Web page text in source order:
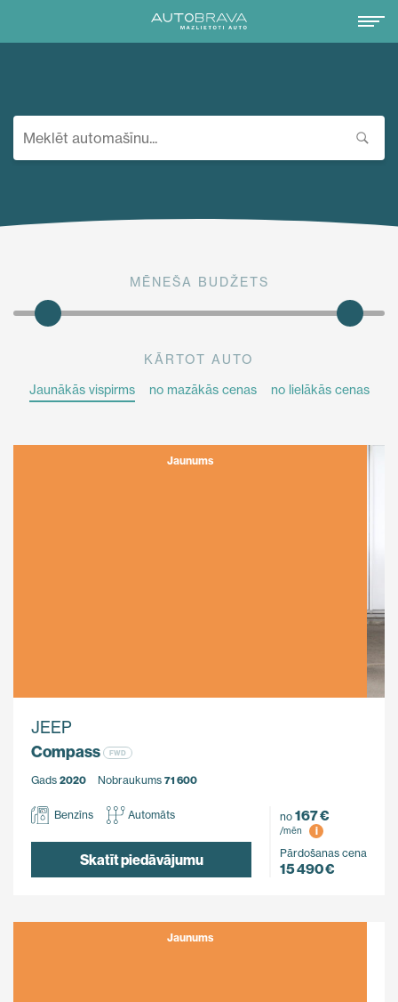
MĒNEŠA BUDŽETS
KĀRTOT AUTO
Jaunākās vispirms
no mazākās cenas no lielākās cenas
Jaunums
JEEP
Compass
FWD
Gads 2020 Nobraukums 71 600
Benzīns Automāts
Skatīt piedāvājumu
no 167 €
/mēn
i
Pārdošanas cena
15 490 €
Jaunums